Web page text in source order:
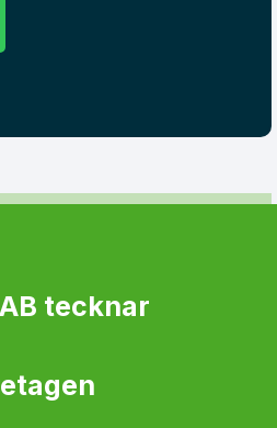
tecknar